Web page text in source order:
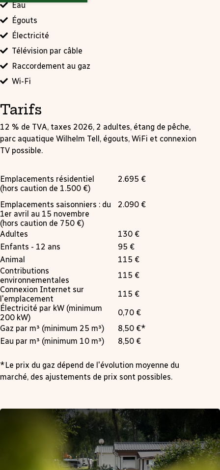
Eau
Égouts
Électricité
Télévision par câble
Raccordement au gaz
Wi-Fi
Tarifs
12 % de TVA, taxes 2026, 2 adultes, étang de pêche,
parc aquatique Wilhelm Tell, égouts, WiFi et connexion
TV possible.
Emplacements résidentiel
(hors caution de 1.500 €)
2.695 €
Emplacements saisonniers : du
1er avril au 15 novembre
(hors caution de 750 €)
2.090 €
Adultes
130 €
Enfants - 12 ans
95 €
Animal
115 €
Contributions
environnementales
115 €
Connexion Internet sur
l'emplacement
115 €
Électricité par kW (minimum
200 kW)
0,70 €
Gaz par m³ (minimum 25 m³)
8,50 €*
Eau par m³ (minimum 10 m³)
8,50 €
*Le prix du gaz dépend de l'évolution moyenne du
marché, des ajustements de prix sont possibles.